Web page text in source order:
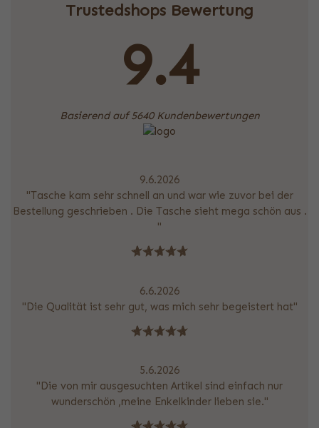
Trustedshops Bewertung
9.4
Basierend auf 5640 Kundenbewertungen
9.6.2026
"Tasche kam sehr schnell an und war wie zuvor bei der
Bestellung geschrieben . Die Tasche sieht mega schön aus .
"
6.6.2026
"Die Qualität ist sehr gut, was mich sehr begeistert hat"
5.6.2026
"Die von mir ausgesuchten Artikel sind einfach nur
wunderschön ,meine Enkelkinder lieben sie."